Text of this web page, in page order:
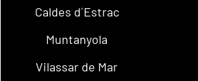
Caldes d´Estrac
Muntanyola
Vilassar de Mar